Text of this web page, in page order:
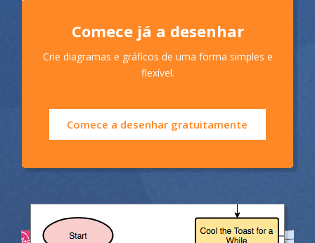
Comece já a desenhar
Crie diagramas e gráficos de uma forma simples e
flexível.
Comece a desenhar gratuitamente